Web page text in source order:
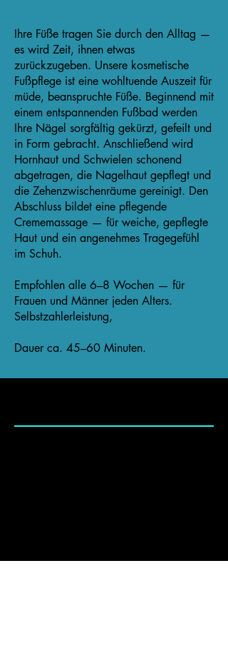
Ihre Füße tragen Sie durch den Alltag —
es wird Zeit, ihnen etwas
zurückzugeben. Unsere kosmetische
Fußpflege ist eine wohltuende Auszeit für
müde, beanspruchte Füße. Beginnend mit
einem entspannenden Fußbad werden
Ihre Nägel sorgfältig gekürzt, gefeilt und
in Form gebracht. Anschließend wird
Hornhaut und Schwielen schonend
abgetragen, die Nagelhaut gepflegt und
die Zehenzwischenräume gereinigt. Den
Abschluss bildet eine pflegende
Crememassage — für weiche, gepflegte
Haut und ein angenehmes Tragegefühl
im Schuh.
Empfohlen alle 6–8 Wochen — für
Frauen und Männer jeden Alters.
Selbstzahlerleistung,
Dauer ca. 45–60 Minuten.